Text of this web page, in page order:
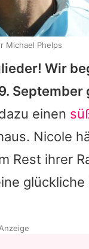
Wir
September
einen
Nicole
Rest ihrer
Michael Phelps
Anzeige